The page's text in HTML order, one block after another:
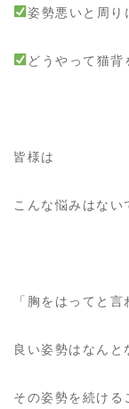
姿勢悪いと周り
どうやって猫背
皆様は
こんな悩みはない
「胸をはってと
良い姿勢はなんと
その姿勢を続ける